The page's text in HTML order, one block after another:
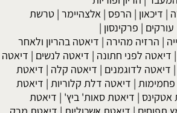
| דיכאון | הרפס | אלצהיימר |טרשת
עורקים | פרקינסון |
| הרזיה מהירה | דיאטה בהריון ולאחר
| דיאטה לפני חתונה | דיאטה לנשים | דיאטה
| דיאטה לדוגמנים | דיאטה קלה | דיאטת
| דיאטה דלת קלוריות | דיאטת
אטקינס | דיאטת סאות' ביץ' | דיאטת